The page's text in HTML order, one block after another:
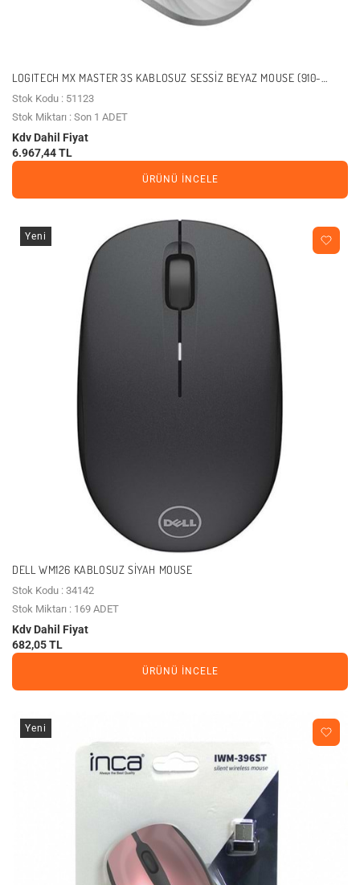
LOGITECH MX MASTER 3S KABLOSUZ SESSIZ BEYAZ MOUSE (910-
006560)
Stok Kodu : 51123
Stok Miktarı : Son 1 ADET
Kdv Dahil Fiyat
6.967,44 TL
ÜRÜNÜ İNCELE
Yeni
DELL WM126 KABLOSUZ SIYAH MOUSE
Stok Kodu : 34142
Stok Miktarı : 169 ADET
Kdv Dahil Fiyat
682,05 TL
ÜRÜNÜ İNCELE
Yeni